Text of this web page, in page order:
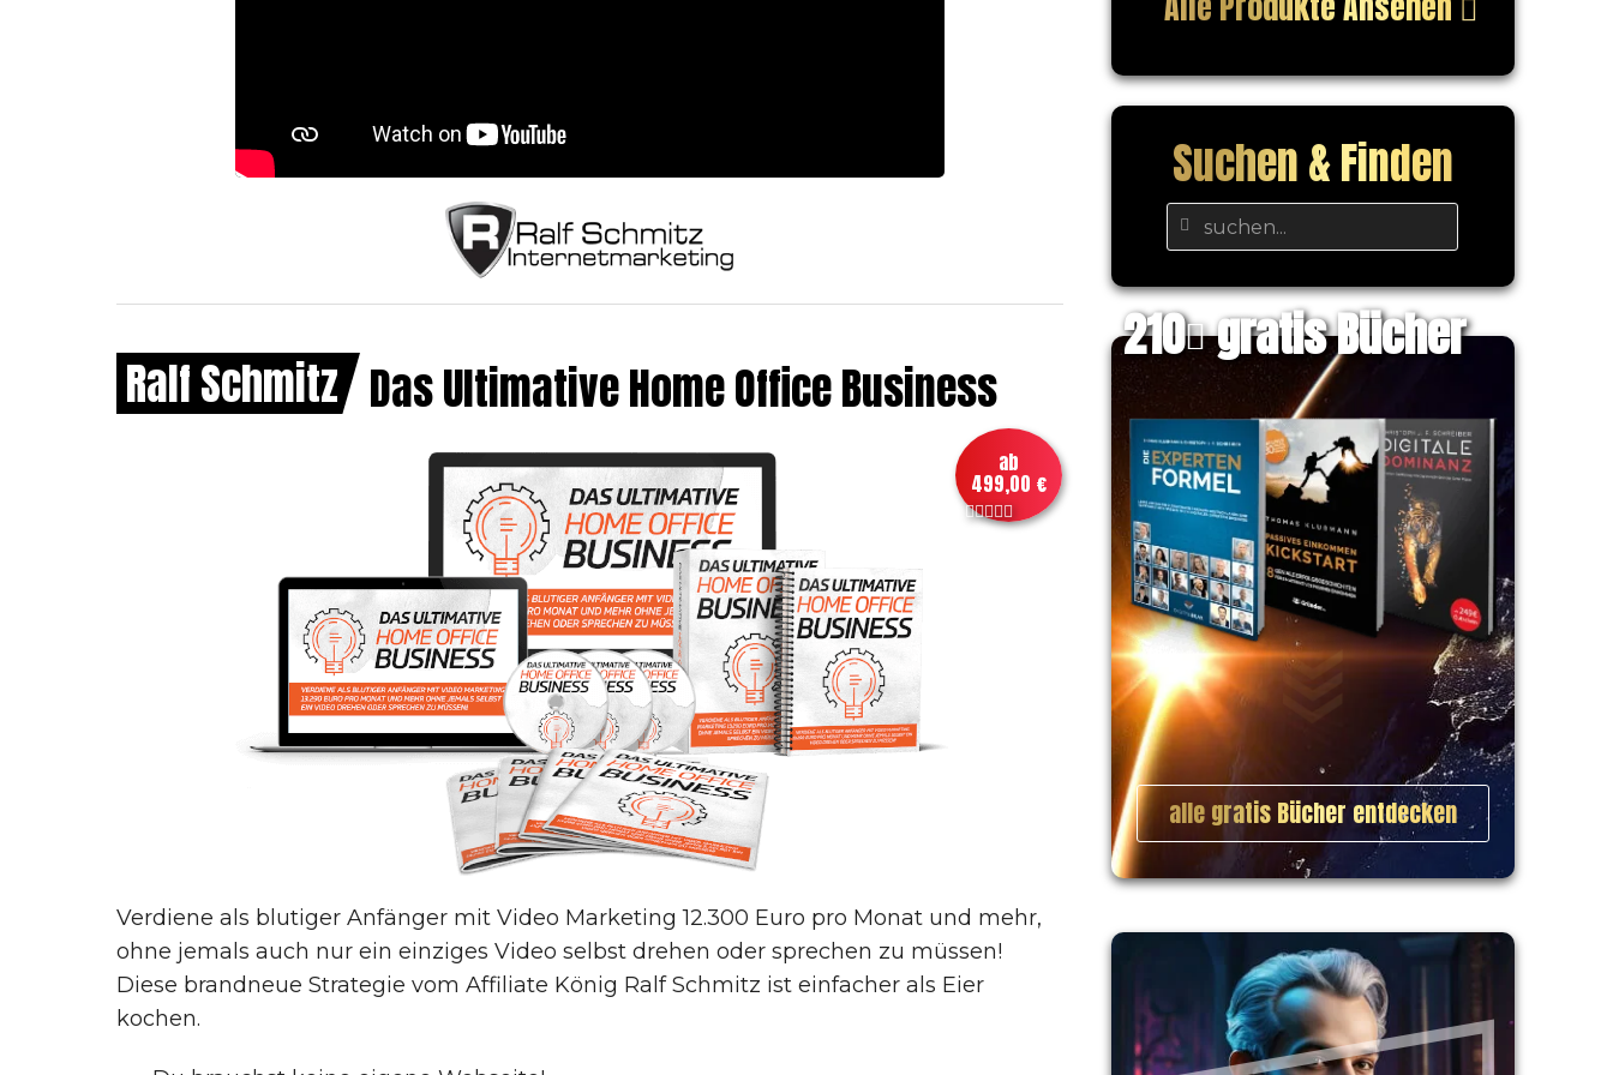
Ralf Schmitz Das Ultimative Home Office Business
ab
499,00 €
Verdiene als blutiger Anfänger mit Video Marketing 12.300 Euro pro Monat und mehr,
ohne jemals auch nur ein einziges Video selbst drehen oder sprechen zu müssen!
Diese brandneue Strategie vom Affiliate König Ralf Schmitz ist einfacher als Eier
kochen.
Suchen & Finden
210 gratis Bücher
alle gratis Bücher entdecken